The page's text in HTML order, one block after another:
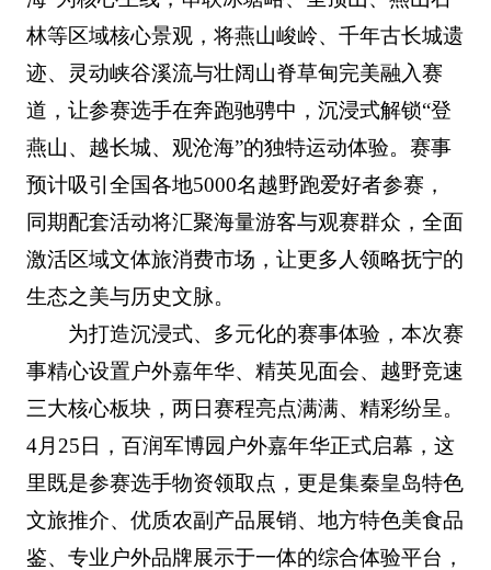
林等区域核心景观，将燕山峻岭、千年古长城遗
迹、灵动峡谷溪流与壮阔山脊草甸完美融入赛
道，让参赛选手在奔跑驰骋中，沉浸式解锁“登
燕山、越长城、观沧海”的独特运动体验。赛事
预计吸引全国各地5000名越野跑爱好者参赛，
同期配套活动将汇聚海量游客与观赛群众，全面
激活区域文体旅消费市场，让更多人领略抚宁的
生态之美与历史文脉。
为打造沉浸式、多元化的赛事体验，本次赛
事精心设置户外嘉年华、精英见面会、越野竞速
三大核心板块，两日赛程亮点满满、精彩纷呈。
4月25日，百润军博园户外嘉年华正式启幕，这
里既是参赛选手物资领取点，更是集秦皇岛特色
文旅推介、优质农副产品展销、地方特色美食品
鉴、专业户外品牌展示于一体的综合体验平台，